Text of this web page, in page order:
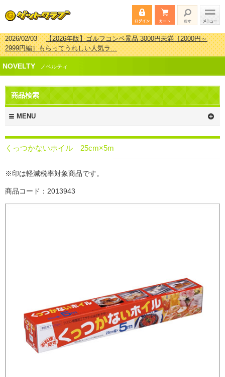
2026/02/03【2026年版】ゴルフコンペ景品 3000円未満［2000円～
2999円編］もらってうれしい人気ラ…
2026/07/15【2026年版】ビンゴゲーム景品おすすめ金額別人気ランキ
ング 更新しました！
2026/04/03【2026年版】ゴルフコンペ景品 3000円未満［2000円～
2999円編］もらってうれしい人気ラ…
2026/02/16
新しました！
NOVELTY ノベルティ
商品検索
MENU
くっつかないホイル 25cm×5m
※印は軽減税率対象商品です。
商品コード：2013943